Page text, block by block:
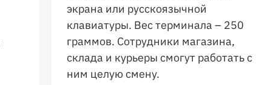
экрана или русскоязычной
клавиатуры. Вес терминала – 250
граммов. Сотрудники магазина,
склада и курьеры смогут работать с
ним целую смену.